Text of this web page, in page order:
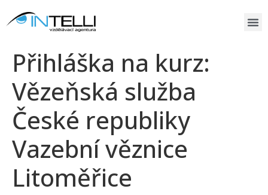
Přihláška na kurz:
Vězeňská služba
České republiky
Vazební věznice
Litoměřice